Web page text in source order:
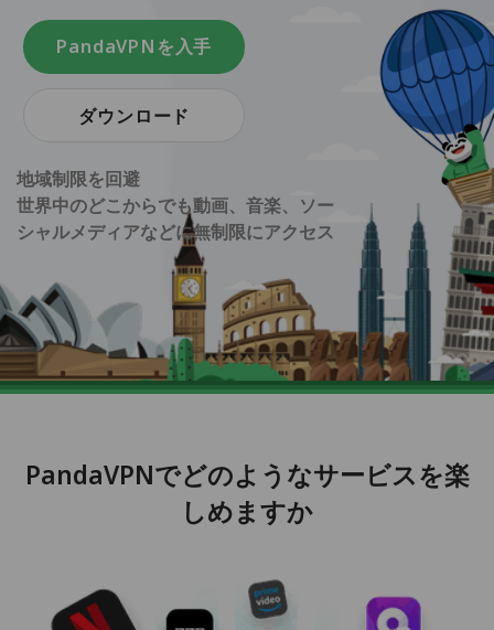
PandaVPNを入手
ダウンロード
地域制限を回避
世界中のどこからでも動画、音楽、ソー
シャルメディアなどに無制限にアクセス
PandaVPNでどのようなサービスを楽
しめますか